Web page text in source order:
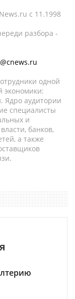
c 11.1998
разбора -
одной
экономики:
Ядро аудитории
специалисты
и
банков,
а также